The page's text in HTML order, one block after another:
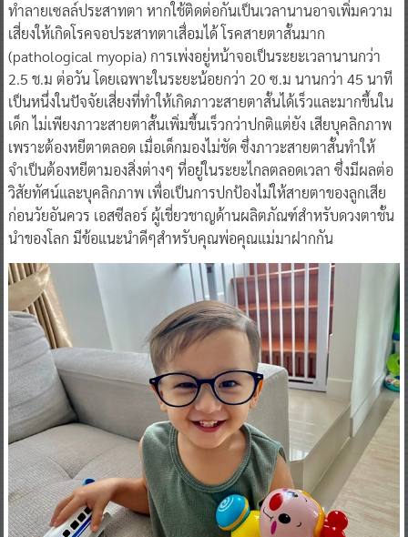
ทำลายเซลล์ประสาทตา หากใช้ติดต่อกันเป็นเวลานานอาจเพิ่มความ
เสี่ยงให้เกิดโรคจอประสาทตาเสื่อมได้ โรคสายตาสั้นมาก
(pathological myopia) การเพ่งอยู่หน้าจอเป็นระยะเวลานานกว่า
2.5 ช.ม ต่อวัน โดยเฉพาะในระยะน้อยกว่า 20 ซ.ม นานกว่า 45 นาที
เป็นหนึ่งในปัจจัยเสี่ยงที่ทำให้เกิดภาวะสายตาสั้นได้เร็วและมากขึ้นใน
เด็ก ไม่เพียงภาวะสายตาสั้นเพิ่มขึ้นเร็วกว่าปกติแต่ยัง เสียบุคลิกภาพ
เพราะต้องหยีตาตลอด เมื่อเด็กมองไม่ชัด ซึ่งภาวะสายตาสั้นทำให้
จำเป็นต้องหยีตามองสิ่งต่างๆ ที่อยู่ในระยะไกลตลอดเวลา ซึ่งมีผลต่อ
วิสัยทัศน์และบุคลิกภาพ เพื่อเป็นการปกป้องไม่ให้สายตาของลูกเสีย
ก่อนวัยอันควร เอสซีลอร์ ผู้เชี่ยวชาญด้านผลิตภัณฑ์สำหรับดวงตาชั้น
นำของโลก มีข้อแนะนำดีๆสำหรับคุณพ่อคุณแม่มาฝากกัน